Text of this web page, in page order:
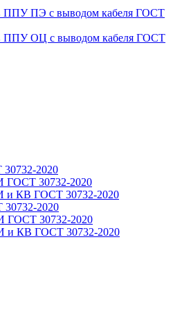
ППУ ПЭ с выводом кабеля ГОСТ
ППУ ОЦ с выводом кабеля ГОСТ
2020
30732-2020
КВ ГОСТ 30732-2020
2020
30732-2020
КВ ГОСТ 30732-2020